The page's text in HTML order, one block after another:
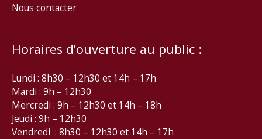
Nous contacter
Horaires d’ouverture au public :
Lundi : 8h30 – 12h30 et 14h – 17h
Mardi : 9h – 12h30
Mercredi : 9h – 12h30 et 14h – 18h
Jeudi : 9h – 12h30
Vendredi : 8h30 – 12h30 et 14h – 17h